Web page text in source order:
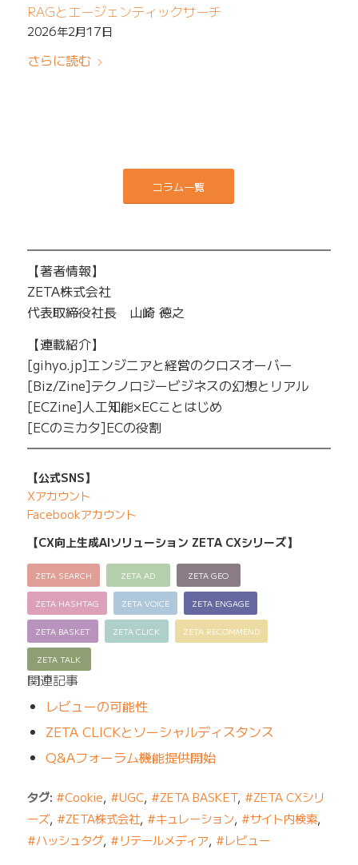
RAGとエージェンティックサーチ
2026年2月17日
さらに読む
コラム一覧
【著者情報】
ZETA株式会社
代表取締役社長 山崎 徳之
【連載紹介】
[gihyo.jp]エンジニアと経営のクロスオーバー
[Biz/Zine]テクノロジービジネスの幻想とリアル
[ECZine]人工知能×ECことはじめ
[ECのミカタ]ECの役割
【公式SNS】
Xアカウント
Facebookアカウント
【CX向上生成AIソリューション ZETA CXシリーズ】
ZETA SEARCH ZETA AD ZETA GEO
ZETA HASHTAG ZETA VOICE ZETA ENGAGE
ZETA BASKET ZETA CLICK ZETA RECOMMEND
ZETA TALK
関連記事
レビューの可能性
ZETA CLICKとソーシャルディスタンス
Q&Aフォーラム機能提供開始
タグ: #Cookie, #UGC, #ZETA BASKET, #ZETA CXシリ
ーズ, #ZETA株式会社, #キュレーション, #サイト内検索,
#ハッシュタグ, #リテールメディア, #レビュー